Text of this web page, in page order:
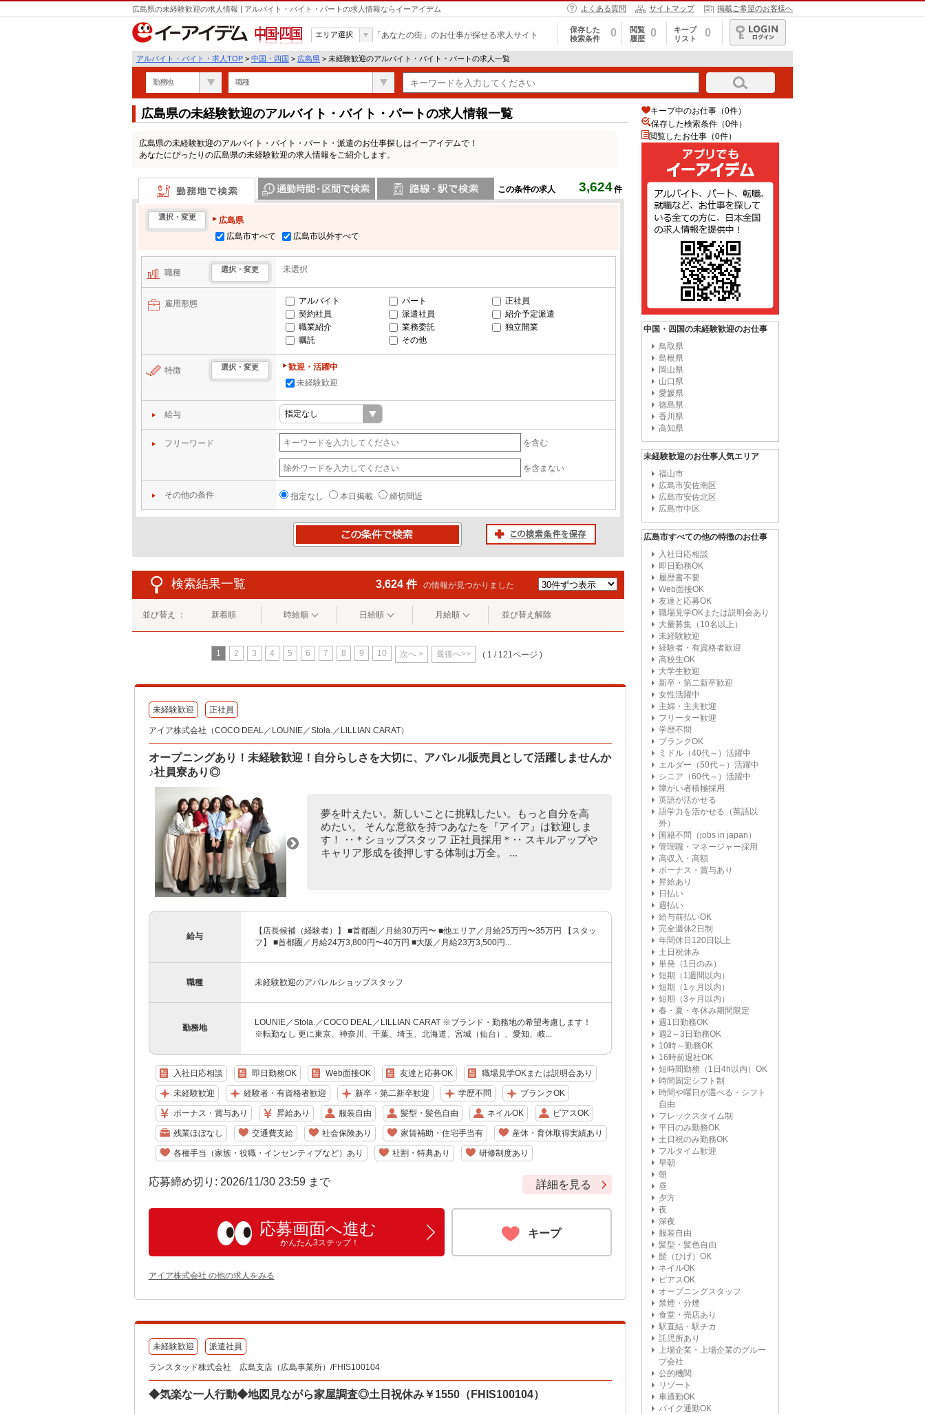
広島県の未経験歓迎の求人情報 | アルバイト・バイト・パートの求人情報ならイーアイデム よくある質問 サイトマップ 掲載ご希望のお客様へ
中国・四国
エリア選択 「あなたの街」のお仕事が探せる求人サイト
保存した
検索条件
0
閲覧
履歴
0
キープ
リスト
0
ログイン
アルバイト・バイト・求人TOP > 中国・四国 > 広島県 > 未経験歓迎のアルバイト・バイト・パートの求人一覧
勤務地 職種
広島県の未経験歓迎のアルバイト・バイト・パートの求人情報一覧
広島県の未経験歓迎のアルバイト・バイト・パート・派遣のお仕事探しはイーアイデムで！
あなたにぴったりの広島県の未経験歓迎の求人情報をご紹介します。
この条件の求人 3,624件
勤務地で検索
選択・変更
広島県
広島市すべて
広島市以外すべて
職種 選択・変更 未選択
雇用形態 アルバイト パート
正社員
契約社員
派遣社員
紹介予定派遣
職業紹介
業務委託
独立開業
嘱託
その他
特徴 選択・変更
歓迎・活躍中
未経験歓迎
給与
フリーワード を含む
を含まない
その他の条件 指定なし 本日掲載 締切間近
検索結果一覧 3,624 件 の情報が見つかりました
並び替え ： 新着順 時給順 日給順 月給順 並び替え解除
1 2 3 4 5 6 7 8 9 10 次へ > 最後へ>> ( 1 / 121ページ )
未経験歓迎 正社員
アイア株式会社（COCO DEAL／LOUNIE／Stola.／LILLIAN CARAT）
オープニングあり！未経験歓迎！自分らしさを大切に、アパレル販売員として活躍しませんか
♪社員寮あり◎
夢を叶えたい。新しいことに挑戦したい。もっと自分を高
めたい。 そんな意欲を持つあなたを『アイア』は歓迎しま
す！ ‥＊ショップスタッフ 正社員採用＊‥ スキルアップや
キャリア形成を後押しする体制は万全。 ...
給与
【店長候補（経験者）】 ■首都圏／月給30万円〜 ■他エリア／月給25万円〜35万円 【スタッ
フ】 ■首都圏／月給24万3,800円〜40万円 ■大阪／月給23万3,500円...
職種 未経験歓迎のアパレルショップスタッフ
勤務地
LOUNIE／Stola.／COCO DEAL／LILLIAN CARAT ※ブランド・勤務地の希望考慮します！
※転勤なし 更に東京、神奈川、千葉、埼玉、北海道、宮城（仙台）、愛知、岐...
入社日応相談 即日勤務OK Web面接OK 友達と応募OK 職場見学OKまたは説明会あり
未経験歓迎 経験者・有資格者歓迎 新卒・第二新卒歓迎 学歴不問 ブランクOK
ボーナス・賞与あり 昇給あり 服装自由 髪型・髪色自由 ネイルOK ピアスOK
残業ほぼなし 交通費支給 社会保険あり 家賃補助・住宅手当有 産休・育休取得実績あり
各種手当（家族・役職・インセンティブなど）あり 社割・特典あり 研修制度あり
応募締め切り: 2026/11/30 23:59 まで 詳細を見る
応募画面へ進む
かんたん3ステップ！
キープ
アイア株式会社 の他の求人をみる
未経験歓迎 派遣社員
ランスタッド株式会社 広島支店（広島事業所）/FHIS100104
◆気楽な一人行動◆地図見ながら家屋調査◎土日祝休み￥1550（FHIS100104）
キープ中のお仕事（0件）
保存した検索条件（0件）
閲覧したお仕事（0件）
中国・四国の未経験歓迎のお仕事
鳥取県
島根県
岡山県
山口県
愛媛県
徳島県
香川県
高知県
未経験歓迎のお仕事人気エリア
福山市
広島市安佐南区
広島市安佐北区
広島市中区
広島市すべての他の特徴のお仕事
入社日応相談
即日勤務OK
履歴書不要
Web面接OK
友達と応募OK
職場見学OKまたは説明会あり
大量募集（10名以上）
未経験歓迎
経験者・有資格者歓迎
高校生OK
大学生歓迎
新卒・第二新卒歓迎
女性活躍中
主婦・主夫歓迎
フリーター歓迎
学歴不問
ブランクOK
ミドル（40代～）活躍中
エルダー（50代～）活躍中
シニア（60代～）活躍中
障がい者積極採用
英語が活かせる
語学力を活かせる（英語以
外）
国籍不問（jobs in japan）
管理職・マネージャー採用
高収入・高額
ボーナス・賞与あり
昇給あり
日払い
週払い
給与前払いOK
完全週休2日制
年間休日120日以上
土日祝休み
単発（1日のみ）
短期（1週間以内）
短期（1ヶ月以内）
短期（3ヶ月以内）
春・夏・冬休み期間限定
週1日勤務OK
週2～3日勤務OK
10時～勤務OK
16時前退社OK
短時間勤務（1日4h以内）OK
時間固定シフト制
時間や曜日が選べる・シフト
自由
フレックスタイム制
平日のみ勤務OK
土日祝のみ勤務OK
フルタイム歓迎
早朝
朝
昼
夕方
夜
深夜
服装自由
髪型・髪色自由
髭（ひげ）OK
ネイルOK
ピアスOK
オープニングスタッフ
禁煙・分煙
食堂・売店あり
駅直結・駅チカ
託児所あり
上場企業・上場企業のグルー
プ会社
公的機関
リゾート
車通勤OK
バイク通勤OK